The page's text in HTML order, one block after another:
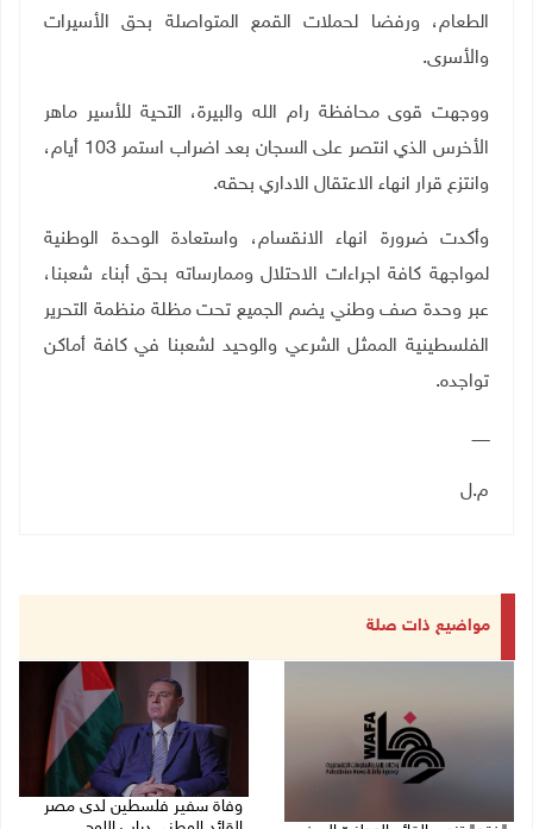
الطعام، ورفضا لحملات القمع المتواصلة بحق الأسيرات
والأسرى.
ووجهت قوى محافظة رام الله والبيرة، التحية للأسير ماهر
الأخرس الذي انتصر على السجان بعد اضراب استمر 103 أيام،
وانتزع قرار انهاء الاعتقال الاداري بحقه.
وأكدت ضرورة انهاء الانقسام، واستعادة الوحدة الوطنية
لمواجهة كافة اجراءات الاحتلال وممارساته بحق أبناء شعبنا،
عبر وحدة صف وطني يضم الجميع تحت مظلة منظمة التحرير
الفلسطينية الممثل الشرعي والوحيد لشعبنا في كافة أماكن
تواجده.
ـــــــ
م.ل
مواضيع ذات صلة
وفاة سفير فلسطين لدى مصر